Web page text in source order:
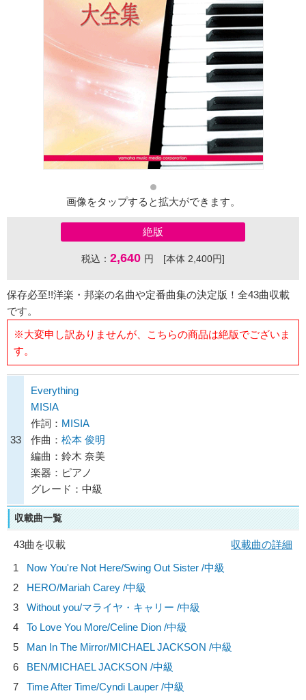
画像をタップすると拡大ができます。
絶版
税込： 2,640 円 [本体 2,400円]
保存必至!!洋楽・邦楽の名曲や定番曲集の決定版！全43曲収載
です。
※大変申し訳ありませんが、こちらの商品は絶版でございま
す。
33
Everything
MISIA
作詞： MISIA
作曲： 松本 俊明
編曲：鈴木 奈美
楽器：ピアノ
グレード：中級
収載曲一覧
43曲を収載
収載曲の詳細
1
Now You're Not Here/Swing Out Sister /中級
2
HERO/Mariah Carey /中級
3
Without you/マライヤ・キャリー /中級
4
To Love You More/Celine Dion /中級
5
Man In The Mirror/MICHAEL JACKSON /中級
6
BEN/MICHAEL JACKSON /中級
7
Time After Time/Cyndi Lauper /中級